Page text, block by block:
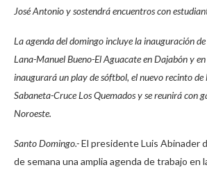
José Antonio y sostendrá encuentros con
La agenda del domingo incluye la inauguración
Lana-Manuel Bueno-El Aguacate en Dajabón y
inaugurará un play de sóftbol, el nuevo recinto
Sabaneta-Cruce Los Quemados y se reunirá con
Noroeste.
Santo Domingo.-El presidente Luis Abinader
de semana una amplia agenda de trabajo en